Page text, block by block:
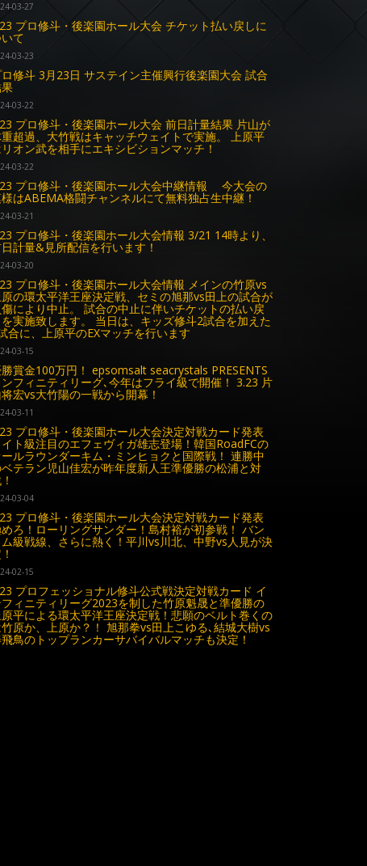
03-27
プロ修斗・後楽園ホール大会 チケット払い戻しに
て
03-23
修斗 3月23日 サステイン主催興行後楽園大会 試合
03-22
プロ修斗・後楽園ホール大会 前日計量結果 片山が
超過、大竹戦はキャッチウェイトで実施。 上原平
オン武を相手にエキシビションマッチ！
03-22
プロ修斗・後楽園ホール大会中継情報 今大会の
はABEMA格闘チャンネルにて無料独占生中継！
03-21
プロ修斗・後楽園ホール大会情報 3/21 14時より、
計量&見所配信を行います！
03-20
プロ修斗・後楽園ホール大会情報 メインの竹原vs
の環太平洋王座決定戦、セミの旭那vs田上の試合が
により中止。 試合の中止に伴いチケットの払い戻
を実施致します。 当日は、キッズ修斗2試合を加えた
合に、上原平のEXマッチを行います
03-15
賞金100万円！ epsomsalt seacrystals PRESENTS
フィニティリーグ､今年はフライ級で開催！ 3.23 片
宏vs大竹陽の一戦から開幕！
03-11
プロ修斗・後楽園ホール大会決定対戦カード発表
ト級注目のエフェヴィガ雄志登場！韓国RoadFCの
ルラウンダーキム・ミンヒョクと国際戦！ 連勝中
テラン児山佳宏が昨年度新人王準優勝の松浦と対
03-04
プロ修斗・後楽園ホール大会決定対戦カード発表
ろ！ローリングサンダー！島村裕が初参戦！ バン
ム級戦線、さらに熱く！平川vs川北、中野vs人見が決
02-15
プロフェッショナル修斗公式戦決定対戦カード イ
フィニティリーグ2023を制した竹原魁晟と準優勝の
平による環太平洋王座決定戦！悲願のベルト巻くの
原か、上原か？！ 旭那拳vs田上こゆる､結城大樹vs
鳥のトップランカーサバイバルマッチも決定！